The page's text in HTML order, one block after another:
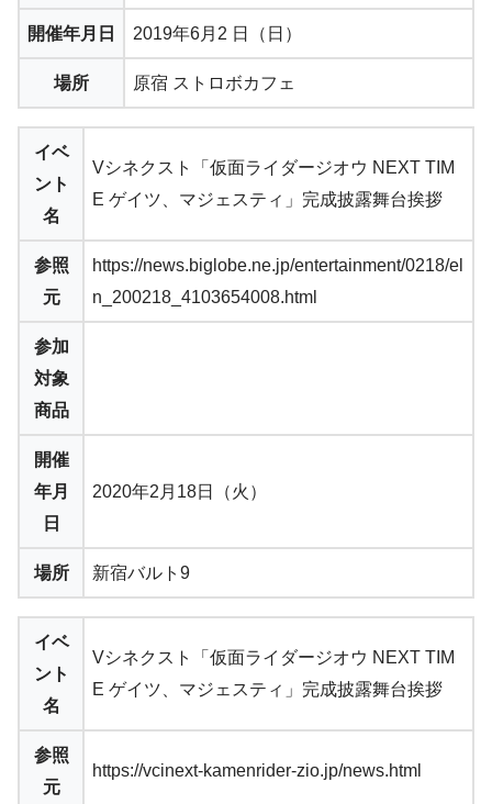
開催年月日 2019年6月2 日（日）
場所 原宿 ストロボカフェ
イベ
ント
名
Vシネクスト「仮面ライダージオウ NEXT TIM
E ゲイツ、マジェスティ」完成披露舞台挨拶
参照
元
https://news.biglobe.ne.jp/entertainment/0218/el
n_200218_4103654008.html
参加
対象
商品
開催
年月
日
2020年2月18日（火）
場所 新宿バルト9
イベ
ント
名
Vシネクスト「仮面ライダージオウ NEXT TIM
E ゲイツ、マジェスティ」完成披露舞台挨拶
参照
元
https://vcinext-kamenrider-zio.jp/news.html